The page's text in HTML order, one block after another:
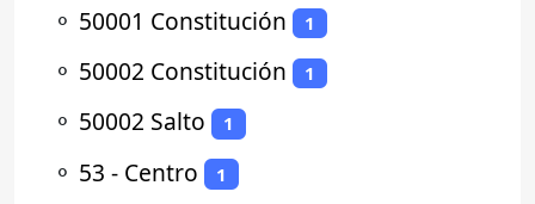
⚬ 50001 Constitución 1
⚬ 50002 Constitución 1
⚬ 50002 Salto 1
⚬ 53 - Centro 1